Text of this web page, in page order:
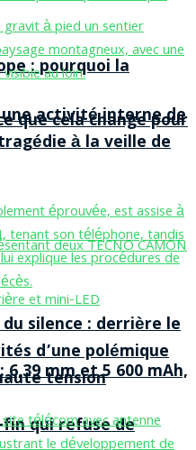
: pourquoi la
que cela change pour
6,39 mm et 5 600 mAh,
qui refuse de
activité interne de
à la veille de
silence : derrière le
d’une polémique
tension